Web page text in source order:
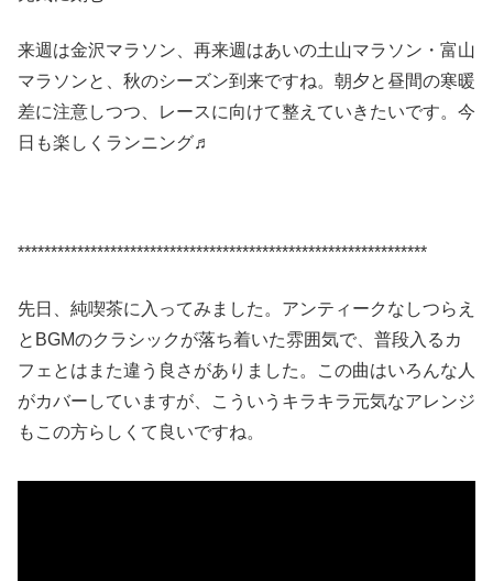
来週は金沢マラソン、再来週はあいの土山マラソン・富山
マラソンと、秋のシーズン到来ですね。朝夕と昼間の寒暖
差に注意しつつ、レースに向けて整えていきたいです。今
日も楽しくランニング♬
**************************************************************
先日、純喫茶に入ってみました。アンティークなしつらえ
とBGMのクラシックが落ち着いた雰囲気で、普段入るカ
フェとはまた違う良さがありました。この曲はいろんな人
がカバーしていますが、こういうキラキラ元気なアレンジ
もこの方らしくて良いですね。